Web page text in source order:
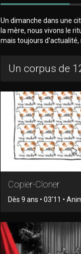
Un dimanche dans une
la mère, nous vivons le
mais toujours d'actualité,
Un corpus de
Copier-Cloner
Dès 9 ans • 03'11 •